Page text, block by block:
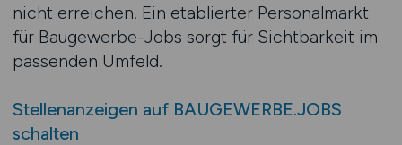
nicht erreichen. Ein etablierter Personalmarkt
für Baugewerbe-Jobs sorgt für Sichtbarkeit im
passenden Umfeld.
Stellenanzeigen auf BAUGEWERBE.JOBS
schalten